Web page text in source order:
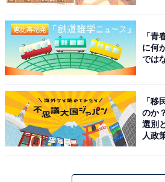
あべこうじさん（左）、高橋愛さん（中）、は
横山剣さん、Crystal Kayさんは、
ジのスペシャルコンサートに出演
を盛り上げます。
横浜出身でグルメプレゼンターの
「青
に何
では
「移
のか
選別
人政